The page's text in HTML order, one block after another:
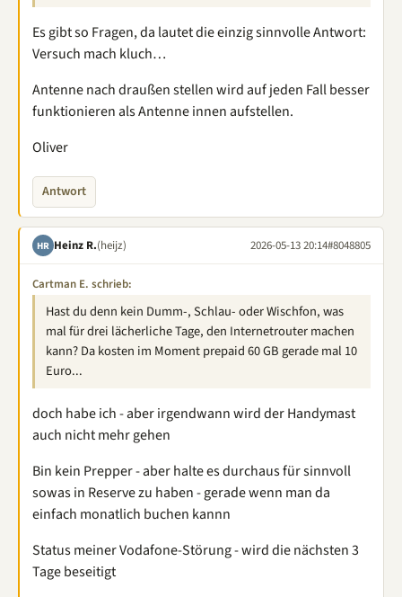
Es gibt so Fragen, da lautet die einzig sinnvolle Antwort:
Versuch mach kluch…
Antenne nach draußen stellen wird auf jeden Fall besser
funktionieren als Antenne innen aufstellen.
Oliver
Antwort
HR Heinz R.(heijz) 2026-05-13 20:14#8048805
Cartman E. schrieb:
Hast du denn kein Dumm-, Schlau- oder Wischfon, was
mal für drei lächerliche Tage, den Internetrouter machen
kann? Da kosten im Moment prepaid 60 GB gerade mal 10
Euro...
doch habe ich - aber irgendwann wird der Handymast
auch nicht mehr gehen
Bin kein Prepper - aber halte es durchaus für sinnvoll
sowas in Reserve zu haben - gerade wenn man da
einfach monatlich buchen kannn
Status meiner Vodafone-Störung - wird die nächsten 3
Tage beseitigt